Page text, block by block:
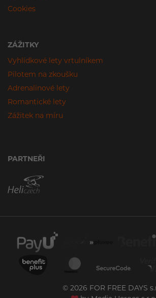
Cookies
ZÁŽITKY
Vyhlídkové lety vrtulníkem
Pilotem na zkoušku
Adrenalinové lety
Romantické lety
Zážitek na míru
PARTNEŘI
© 2026 FOR FREE DAYS